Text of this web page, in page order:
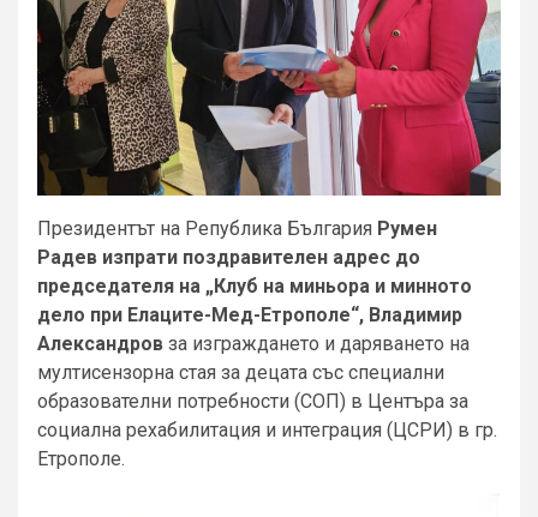
Президентът на Република България Румен
Радев изпрати поздравителен адрес до
председателя на „Клуб на миньора и минното
дело при Елаците-Мед-Етрополе“, Владимир
Александров за изграждането и даряването на
мултисензорна стая за децата със специални
образователни потребности (СОП) в Центъра за
социална рехабилитация и интеграция (ЦСРИ) в гр.
Етрополе.